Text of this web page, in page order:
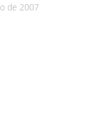
de 2007